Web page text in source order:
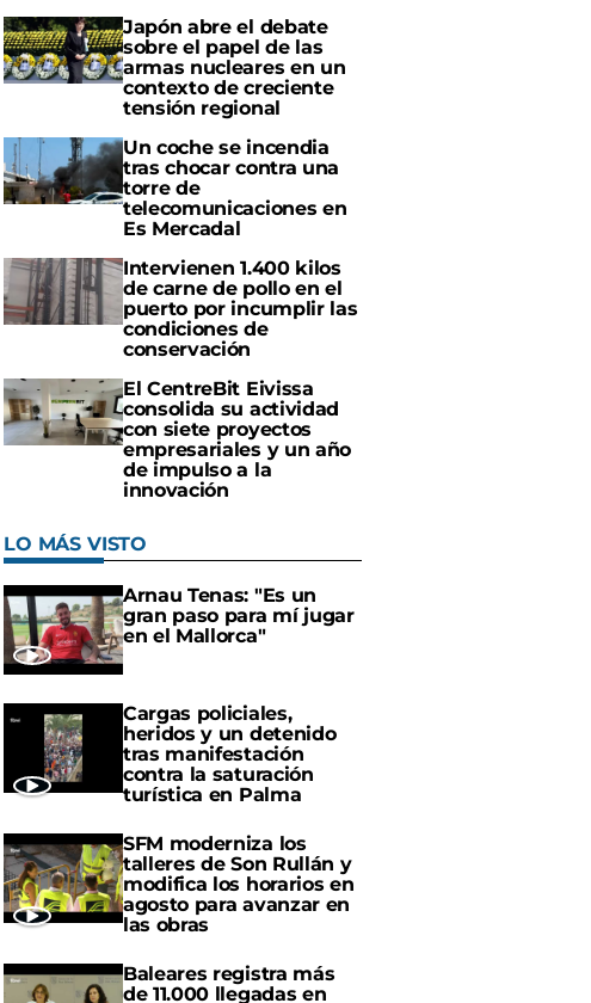
Japón abre el debate
sobre el papel de las
armas nucleares en un
contexto de creciente
tensión regional
Un coche se incendia
tras chocar contra una
torre de
telecomunicaciones en
Es Mercadal
Intervienen 1.400 kilos
de carne de pollo en el
puerto por incumplir las
condiciones de
conservación
El CentreBit Eivissa
consolida su actividad
con siete proyectos
empresariales y un año
de impulso a la
innovación
LO MÁS VISTO
Arnau Tenas: "Es un
gran paso para mí jugar
en el Mallorca"
Cargas policiales,
heridos y un detenido
tras manifestación
contra la saturación
turística en Palma
SFM moderniza los
talleres de Son Rullán y
modifica los horarios en
agosto para avanzar en
las obras
Baleares registra más
de 11.000 llegadas en